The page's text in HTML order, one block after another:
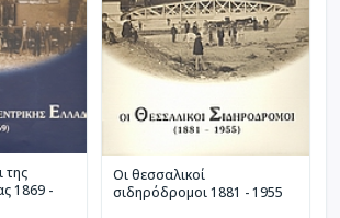
της
1869 -
Οι θεσσαλικοί
σιδηρόδρομοι 1881 - 1955